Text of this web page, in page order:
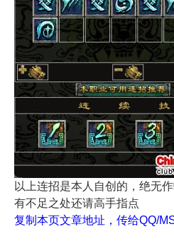
以上连招是本人自创的，绝无
有不足之处还请高手指点
复制本页文章地址，传给QQ/